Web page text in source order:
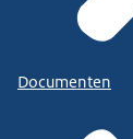
Documenten